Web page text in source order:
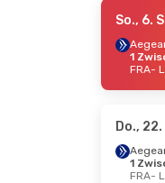
- Mo., 14.
So., 6.
1
FRA-
Do.,
1
FRA-